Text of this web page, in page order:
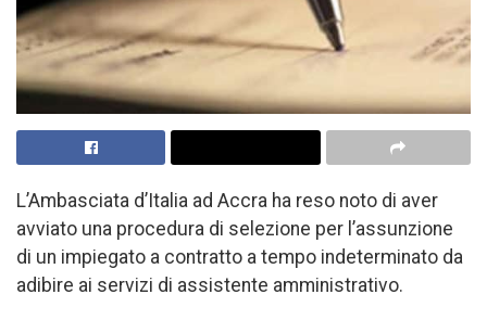
L’Ambasciata d’Italia ad Accra ha reso noto di aver
avviato una procedura di selezione per l’assunzione
di un impiegato a contratto a tempo indeterminato da
adibire ai servizi di assistente amministrativo.